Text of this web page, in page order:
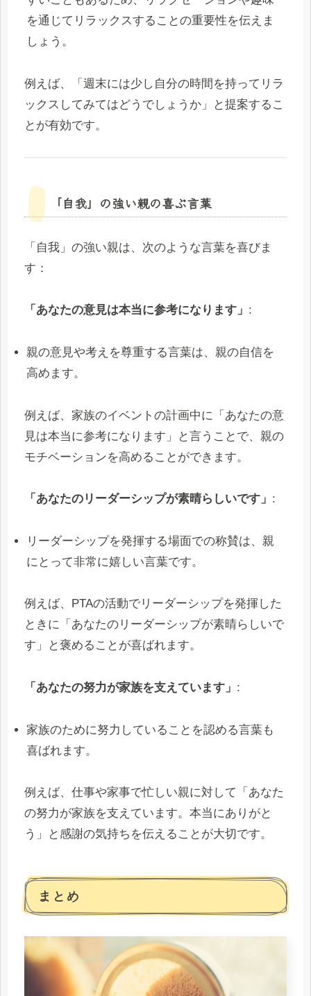
を通じてリラックスすることの重要性を伝えま
しょう。
例えば、「週末には少し自分の時間を持ってリラ
ックスしてみてはどうでしょうか」と提案するこ
とが有効です。
「自我」の強い親の喜ぶ言葉
「自我」の強い親は、次のような言葉を喜びま
す：
「あなたの意見は本当に参考になります」 :
親の意見や考えを尊重する言葉は、親の自信を
高めます。
例えば、家族のイベントの計画中に「あなたの意
見は本当に参考になります」と言うことで、親の
モチベーションを高めることができます。
「あなたのリーダーシップが素晴らしいです」 :
リーダーシップを発揮する場面での称賛は、親
にとって非常に嬉しい言葉です。
例えば、PTAの活動でリーダーシップを発揮した
ときに「あなたのリーダーシップが素晴らしいで
す」と褒めることが喜ばれます。
「あなたの努力が家族を支えています」 :
家族のために努力していることを認める言葉も
喜ばれます。
例えば、仕事や家事で忙しい親に対して「あなた
の努力が家族を支えています。本当にありがと
う」と感謝の気持ちを伝えることが大切です。
まとめ